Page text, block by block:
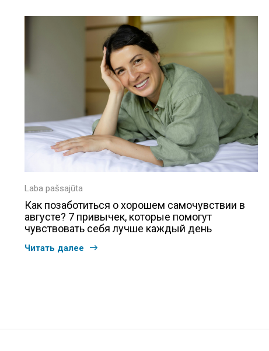
Laba pašsajūta
Как позаботиться о хорошем самочувствии в
августе? 7 привычек, которые помогут
чувствовать себя лучше каждый день
Читать далее